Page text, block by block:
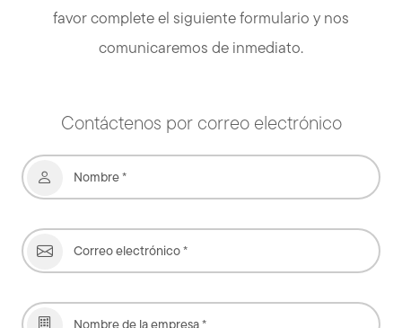
favor complete el siguiente formulario y nos
comunicaremos de inmediato.
Contáctenos por correo electrónico